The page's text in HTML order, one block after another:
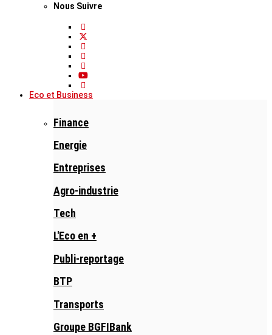
Nous Suivre
Eco et Business
Finance
Energie
Entreprises
Agro-industrie
Tech
L'Eco en +
Publi-reportage
BTP
Transports
Groupe BGFIBank